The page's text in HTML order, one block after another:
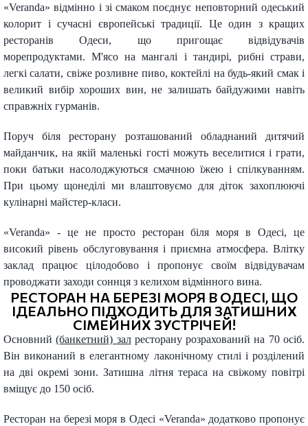
«Veranda» відмінно і зі смаком поєднує неповторний одеський
колорит і сучасні європейські традиції. Це один з кращих
ресторанів Одеси, що пригощає відвідувачів
морепродуктами. М'ясо на мангалі і тандирі, рибні страви,
легкі салати, свіже розливне пиво, коктейлі на будь-який смак і
великий вибір хороших вин, не залишать байдужими навіть
справжніх гурманів.
Поруч біля ресторану розташований обладнаний дитячий
майданчик, на якій маленькі гості можуть веселитися і грати,
поки батьки насолоджуються смачною їжею і спілкуванням.
При цьому щонеділі ми влаштовуємо для діток захоплюючі
кулінарні майстер-класи.
«Veranda» - це не просто ресторан біля моря в Одесі, це
високий рівень обслуговування і приємна атмосфера. Влітку
заклад працює цілодобово і пропонує своїм відвідувачам
проводжати заходи соннця з келихом відмінного вина.
РЕСТОРАН НА БЕРЕЗІ МОРЯ В ОДЕСІ, ЩО
ІДЕАЛЬНО ПІДХОДИТЬ ДЛЯ ЗАТИШНИХ
СІМЕЙНИХ ЗУСТРІЧЕЙ!
Основний(банкетний) залресторану розрахований на 70 осіб.
Він виконаний в елегантному лаконічному стилі і розділений
на дві окремі зони. Затишна літня тераса на свіжому повітрі
вміщує до 150 осіб.
Ресторан на березі моря в Одесі «Veranda» додатково пропонує